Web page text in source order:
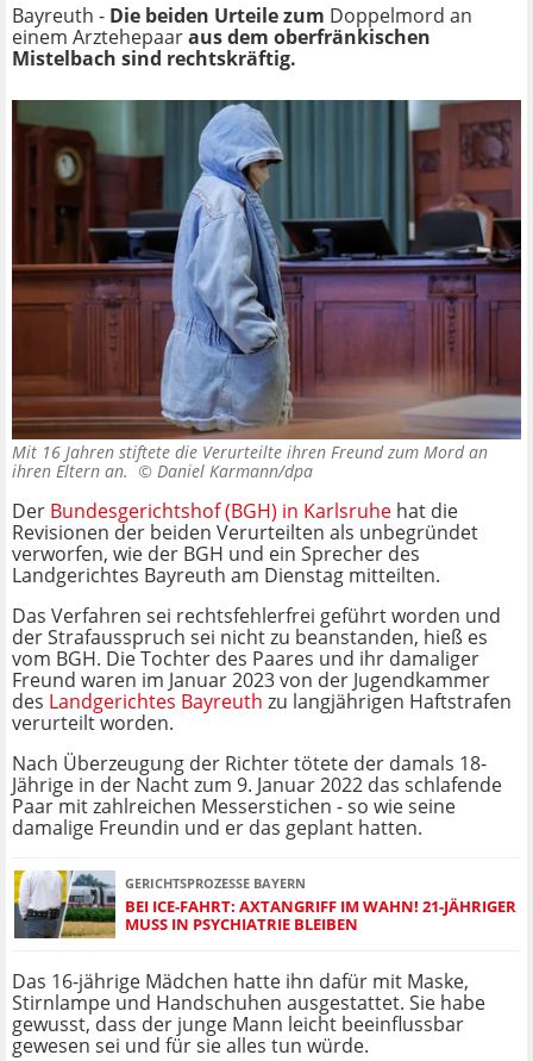
Bayreuth - Die beiden Urteile zum Doppelmord an
einem Arztehepaaraus dem oberfränkischen
Mistelbach sind rechtskräftig.
Mit 16 Jahren stiftete die Verurteilte ihren Freund zum Mord an
ihren Eltern an. © Daniel Karmann/dpa
Der Bundesgerichtshof (BGH) in Karlsruhe hat die
Revisionen der beiden Verurteilten als unbegründet
verworfen, wie der BGH und ein Sprecher des
Landgerichtes Bayreuth am Dienstag mitteilten.
Das Verfahren sei rechtsfehlerfrei geführt worden und
der Strafausspruch sei nicht zu beanstanden, hieß es
vom BGH. Die Tochter des Paares und ihr damaliger
Freund waren im Januar 2023 von der Jugendkammer
des Landgerichtes Bayreuth zu langjährigen Haftstrafen
verurteilt worden.
Nach Überzeugung der Richter tötete der damals 18-
Jährige in der Nacht zum 9. Januar 2022 das schlafende
Paar mit zahlreichen Messerstichen - so wie seine
damalige Freundin und er das geplant hatten.
GERICHTSPROZESSE BAYERN
BEI ICE-FAHRT: AXTANGRIFF IM WAHN! 21-JÄHRIGER
MUSS IN PSYCHIATRIE BLEIBEN
Das 16-jährige Mädchen hatte ihn dafür mit Maske,
Stirnlampe und Handschuhen ausgestattet. Sie habe
gewusst, dass der junge Mann leicht beeinflussbar
gewesen sei und für sie alles tun würde.